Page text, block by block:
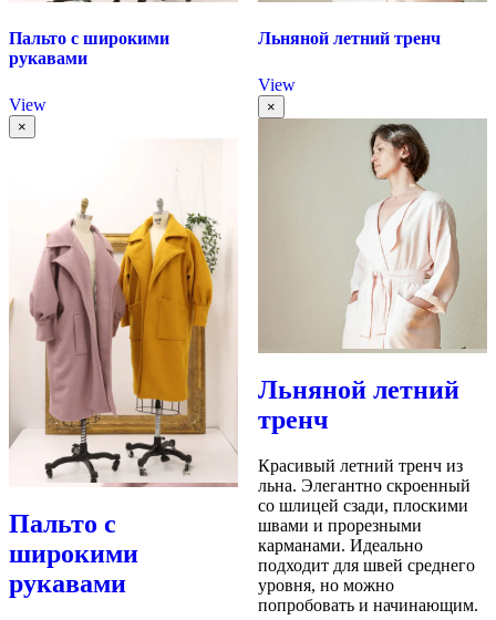
Пальто с широкими
рукавами
View
×
Пальто с
широкими
рукавами
Льняной летний тренч
View
×
Льняной летний
тренч
Красивый летний тренч из
льна. Элегантно скроенный
со шлицей сзади, плоскими
швами и прорезными
карманами. Идеально
подходит для швей среднего
уровня, но можно
попробовать и начинающим.